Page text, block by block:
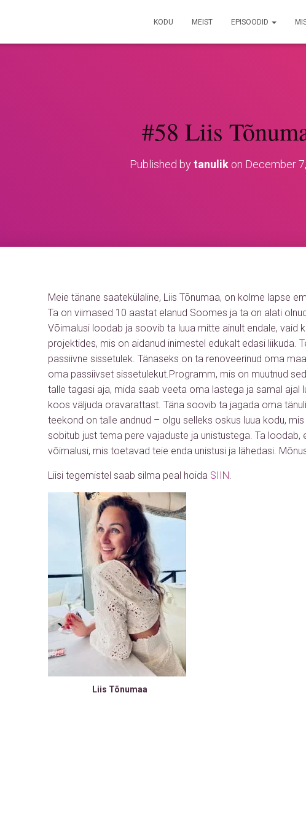
KODU MEIST EPISOODID
#58 Liis
Published bytanulikon December
Meie tänane saatekülaline, Liis Tõnumaa, on kolme lapse
Ta on viimased 10 aastat elanud Soomes ja ta on alati
Võimalusi loodab ja soovib ta luua mitte ainult endale, vaid
projektides, mis on aidanud inimestel edukalt edasi liikuda.
passiivne sissetulek. Tänaseks on ta renoveerinud oma
oma passiivset sissetulekut.Programm, mis on muutnud
talle tagasi aja, mida saab veeta oma lastega ja samal
koos väljuda oravarattast. Täna soovib ta jagada oma
teekond on talle andnud – olgu selleks oskus luua kodu,
sobitub just tema pere vajaduste ja unistustega. Ta loodab,
võimalusi, mis toetavad teie enda unistusi ja lähedasi.
Liisi tegemistel saab silma peal hoida SIIN.
Liis Tõnumaa